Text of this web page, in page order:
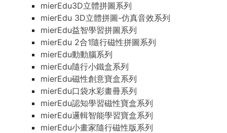
mierEdu3D立體拼圖系列
mierEdu 3D立體拼圖-仿真音效系列
mierEdu益智學習拼圖系列
mierEdu 2合1隨行磁性拼圖系列
mierEdu動動腦系列
mierEdu隨行小鐵盒系列
mierEdu磁性創意寶盒系列
mierEdu口袋水彩畫冊系列
mierEdu認知學習磁性寶盒系列
mierEdu邏輯智能學習寶盒系列
mierEdu小畫家隨行磁性版系列